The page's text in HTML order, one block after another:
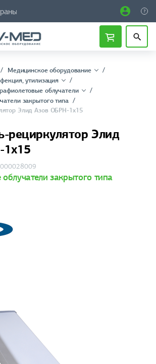
Медицинское оборудование
утилизация
облучатели
закрытого типа
Элид Азов ОБРН-1х15
рециркулятор Элид
закрытого типа